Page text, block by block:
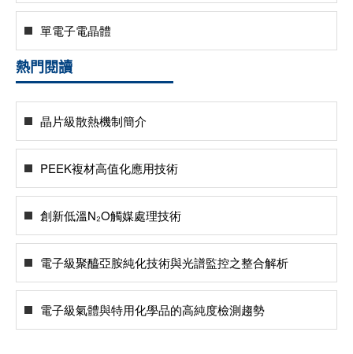
單電子電晶體
熱門閱讀
晶片級散熱機制簡介
PEEK複材高值化應用技術
創新低溫N₂O觸媒處理技術
電子級聚醯亞胺純化技術與光譜監控之整合解析
電子級氣體與特用化學品的高純度檢測趨勢